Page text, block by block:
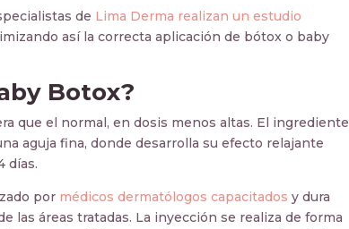
de Lima Derma realizan un estudio
así la correcta aplicación de bótox o baby
Botox?
que el normal, en dosis menos altas. El ingrediente
aguja fina, donde desarrolla su efecto relajante
días.
por médicos dermatólogos capacitados y dura
las áreas tratadas. La inyección se realiza de forma